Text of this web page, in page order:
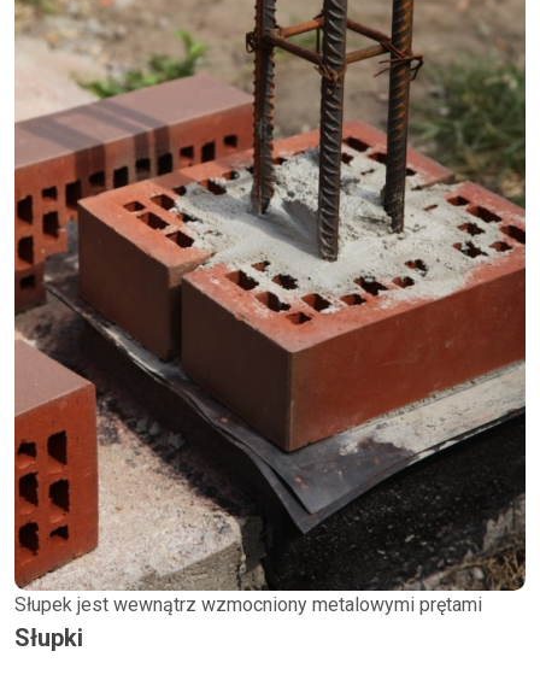
Słupek jest wewnątrz wzmocniony metalowymi prętami
Słupki